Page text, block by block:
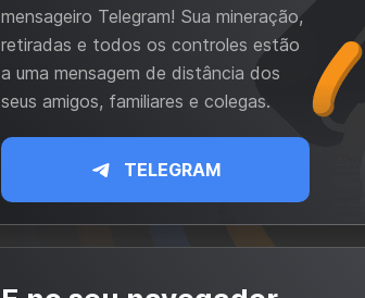
mensageiro Telegram! Sua mineração,
retiradas e todos os controles estão
a uma mensagem de distância dos
seus amigos, familiares e colegas.
TELEGRAM